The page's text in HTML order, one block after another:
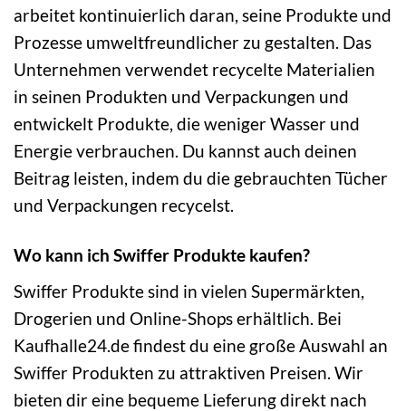
arbeitet kontinuierlich daran, seine Produkte und
Prozesse umweltfreundlicher zu gestalten. Das
Unternehmen verwendet recycelte Materialien
in seinen Produkten und Verpackungen und
entwickelt Produkte, die weniger Wasser und
Energie verbrauchen. Du kannst auch deinen
Beitrag leisten, indem du die gebrauchten Tücher
und Verpackungen recycelst.
Wo kann ich Swiffer Produkte kaufen?
Swiffer Produkte sind in vielen Supermärkten,
Drogerien und Online-Shops erhältlich. Bei
Kaufhalle24.de findest du eine große Auswahl an
Swiffer Produkten zu attraktiven Preisen. Wir
bieten dir eine bequeme Lieferung direkt nach